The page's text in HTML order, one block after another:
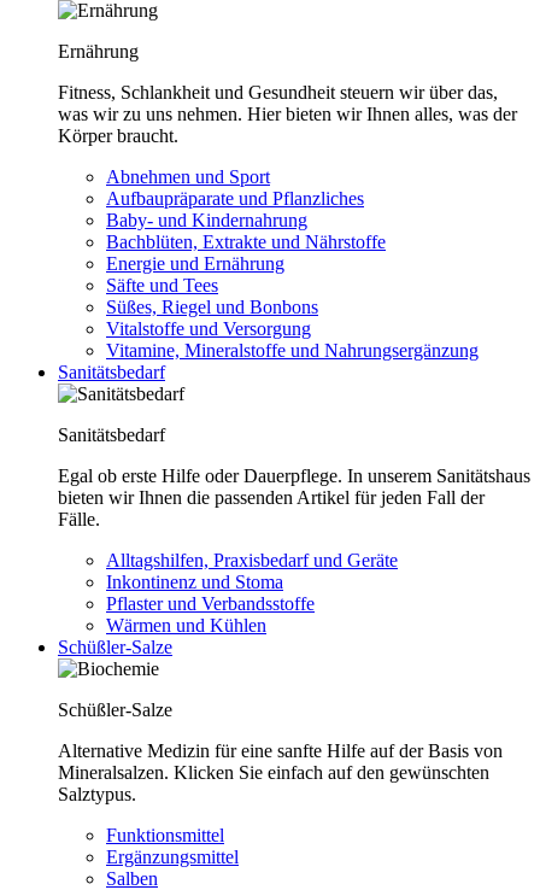
Ernährung
Fitness, Schlankheit und Gesundheit steuern wir über das,
was wir zu uns nehmen. Hier bieten wir Ihnen alles, was der
Körper braucht.
Abnehmen und Sport
Aufbaupräparate und Pflanzliches
Baby- und Kindernahrung
Bachblüten, Extrakte und Nährstoffe
Energie und Ernährung
Säfte und Tees
Süßes, Riegel und Bonbons
Vitalstoffe und Versorgung
Vitamine, Mineralstoffe und Nahrungsergänzung
Sanitätsbedarf
Sanitätsbedarf
Egal ob erste Hilfe oder Dauerpflege. In unserem Sanitätshaus
bieten wir Ihnen die passenden Artikel für jeden Fall der
Fälle.
Alltagshilfen, Praxisbedarf und Geräte
Inkontinenz und Stoma
Pflaster und Verbandsstoffe
Wärmen und Kühlen
Schüßler-Salze
Schüßler-Salze
Alternative Medizin für eine sanfte Hilfe auf der Basis von
Mineralsalzen. Klicken Sie einfach auf den gewünschten
Salztypus.
Funktionsmittel
Ergänzungsmittel
Salben